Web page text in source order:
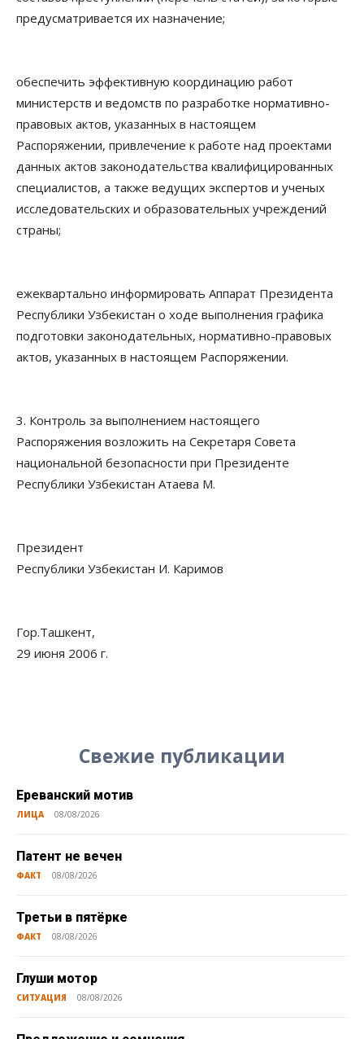
предусматривается их назначение;
обеспечить эффективную координацию работ
министерств и ведомств по разработке нормативно-
правовых актов, указанных в настоящем
Распоряжении, привлечение к работе над проектами
данных актов законодательства квалифицированных
специалистов, а также ведущих экспертов и ученых
исследовательских и образовательных учреждений
страны;
ежеквартально информировать Аппарат Президента
Республики Узбекистан о ходе выполнения графика
подготовки законодательных, нормативно-правовых
актов, указанных в настоящем Распоряжении.
3. Контроль за выполнением настоящего
Распоряжения возложить на Секретаря Совета
национальной безопасности при Президенте
Республики Узбекистан Атаева М.
Президент
Республики Узбекистан И. Каримов
Гор.Ташкент,
29 июня 2006 г.
Свежие публикации
Ереванский мотив
ЛИЦА 08/08/2026
Патент не вечен
ФАКТ 08/08/2026
Третьи в пятёрке
ФАКТ 08/08/2026
Глуши мотор
СИТУАЦИЯ 08/08/2026